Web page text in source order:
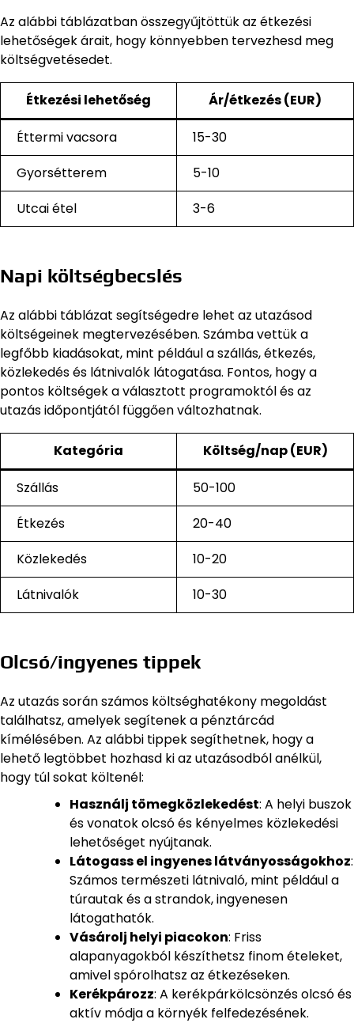
Az alábbi táblázatban összegyűjtöttük az étkezési
lehetőségek árait, hogy könnyebben tervezhesd meg
költségvetésedet.
Étkezési lehetőség Ár/étkezés (EUR)
Éttermi vacsora
15-30
Gyorsétterem
5-10
Utcai étel
3-6
Napi költségbecslés
Az alábbi táblázat segítségedre lehet az utazásod
költségeinek megtervezésében. Számba vettük a
legfőbb kiadásokat, mint például a szállás, étkezés,
közlekedés és látnivalók látogatása. Fontos, hogy a
pontos költségek a választott programoktól és az
utazás időpontjától függően változhatnak.
Kategória Költség/nap (EUR)
Szállás
50-100
Étkezés
20-40
Közlekedés
10-20
Látnivalók
10-30
Olcsó/ingyenes tippek
Az utazás során számos költséghatékony megoldást
találhatsz, amelyek segítenek a pénztárcád
kímélésében. Az alábbi tippek segíthetnek, hogy a
lehető legtöbbet hozhasd ki az utazásodból anélkül,
hogy túl sokat költenél:
Használj tömegközlekedést: A helyi buszok
és vonatok olcsó és kényelmes közlekedési
lehetőséget nyújtanak.
Látogass el ingyenes látványosságokhoz:
Számos természeti látnivaló, mint például a
túrautak és a strandok, ingyenesen
látogathatók.
Vásárolj helyi piacokon: Friss
alapanyagokból készíthetsz finom ételeket,
amivel spórolhatsz az étkezéseken.
Kerékpározz: A kerékpárkölcsönzés olcsó és
aktív módja a környék felfedezésének.